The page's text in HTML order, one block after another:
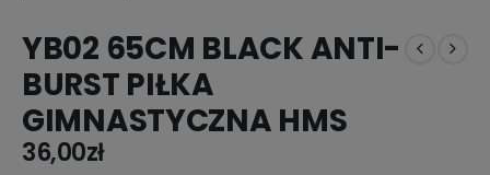
YB02 65CM BLACK ANTI-
BURST PIŁKA
GIMNASTYCZNA HMS
36,00zł